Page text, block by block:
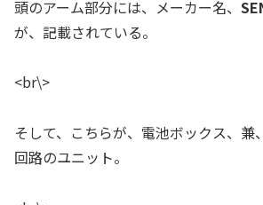
頭のアーム部分には、メーカー名、
が、記載されている。
<br\>
そして、こちらが、電池ボックス、兼
回路のユニット。